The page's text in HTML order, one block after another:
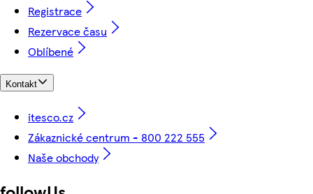
Registrace
Rezervace času
Oblíbené
Kontakt
itesco.cz
Zákaznické centrum - 800 222 555
Naše obchody